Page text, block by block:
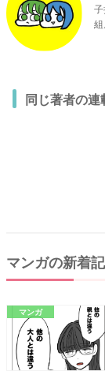
同じ著者の連
マンガの新着
マンガ